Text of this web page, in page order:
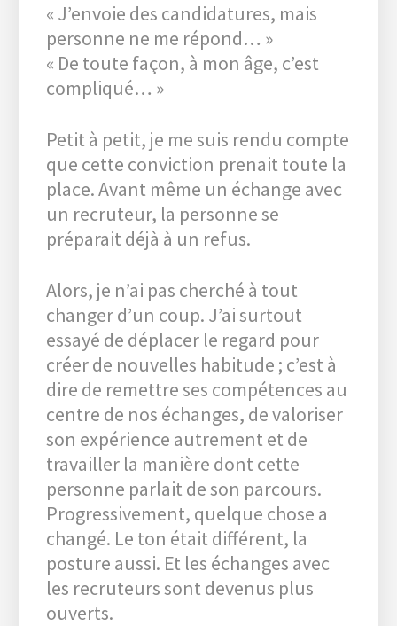
« J’envoie des candidatures, mais
personne ne me répond… »
« De toute façon, à mon âge, c’est
compliqué… »
Petit à petit, je me suis rendu compte
que cette conviction prenait toute la
place. Avant même un échange avec
un recruteur, la personne se
préparait déjà à un refus.
Alors, je n’ai pas cherché à tout
changer d’un coup. J’ai surtout
essayé de déplacer le regard pour
créer de nouvelles habitude ; c’est à
dire de remettre ses compétences au
centre de nos échanges, de valoriser
son expérience autrement et de
travailler la manière dont cette
personne parlait de son parcours.
Progressivement, quelque chose a
changé. Le ton était différent, la
posture aussi. Et les échanges avec
les recruteurs sont devenus plus
ouverts.